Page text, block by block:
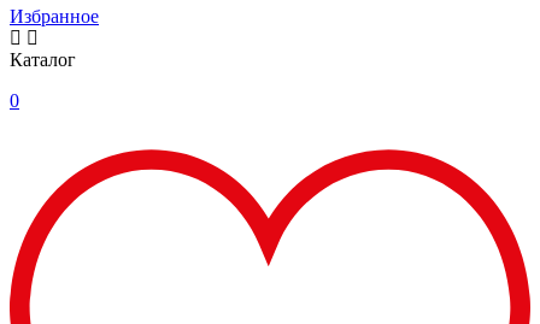
Избранное
Каталог
0